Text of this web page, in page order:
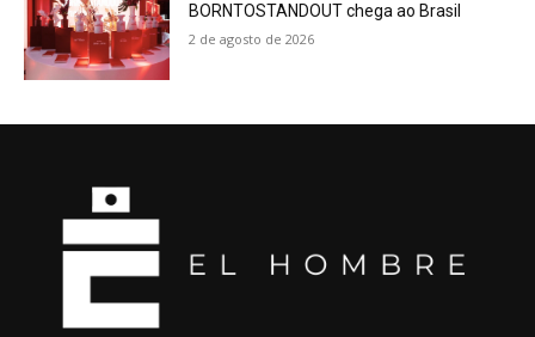
BORNTOSTANDOUT chega ao Brasil
2 de agosto de 2026